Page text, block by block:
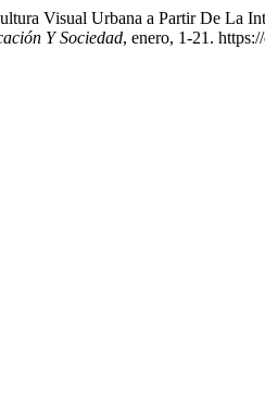
Visual Urbana a Partir De La
Y Sociedad, enero, 1-21.